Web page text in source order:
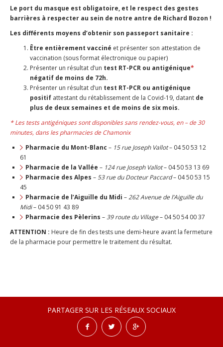
Le port du masque est obligatoire, et le respect des gestes
barrières à respecter au sein de notre antre de Richard Bozon !
Les différents moyens d’obtenir son passeport sanitaire :
Être entièrement vacciné et présenter son attestation de
vaccination (sous format électronique ou papier)
Présenter un résultat d’un test RT-PCR ou antigénique*
négatif de moins de 72h.
Présenter un résultat d’un test RT-PCR ou antigénique
positif attestant du rétablissement de la Covid-19, datant de
plus de deux semaines et de moins de six mois.
* Les tests antigéniques sont disponibles sans rendez-vous, en – de 30
minutes, dans les pharmacies de Chamonix
Pharmacie du Mont-Blanc – 15 rue Joseph Vallot– 04 50 53 12
61
Pharmacie de la Vallée – 124 rue Joseph Vallot– 04 50 53 13 69
Pharmacie des Alpes – 53 rue du Docteur Paccard– 04 50 53 15
45
Pharmacie de l’Aiguille du Midi –262 Avenue de l’Aiguille du
Midi– 04 50 91 43 89
Pharmacie des Pèlerins –39 route du Village– 04 50 54 00 37
ATTENTION : Heure de fin des tests une demi-heure avant la fermeture
de la pharmacie pour permettre le traitement du résultat.
PARTAGER SUR LES RÉSEAUX SOCIAUX